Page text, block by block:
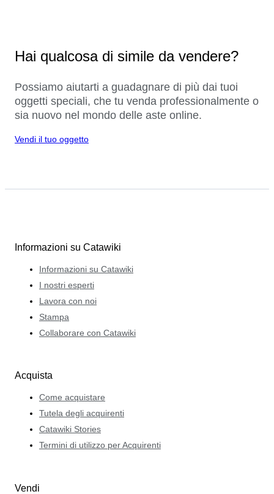
Hai qualcosa di simile da vendere?
Possiamo aiutarti a guadagnare di più dai tuoi
oggetti speciali, che tu venda professionalmente o
sia nuovo nel mondo delle aste online.
Vendi il tuo oggetto
Informazioni su Catawiki
Informazioni su Catawiki
I nostri esperti
Lavora con noi
Stampa
Collaborare con Catawiki
Acquista
Come acquistare
Tutela degli acquirenti
Catawiki Stories
Termini di utilizzo per Acquirenti
Vendi